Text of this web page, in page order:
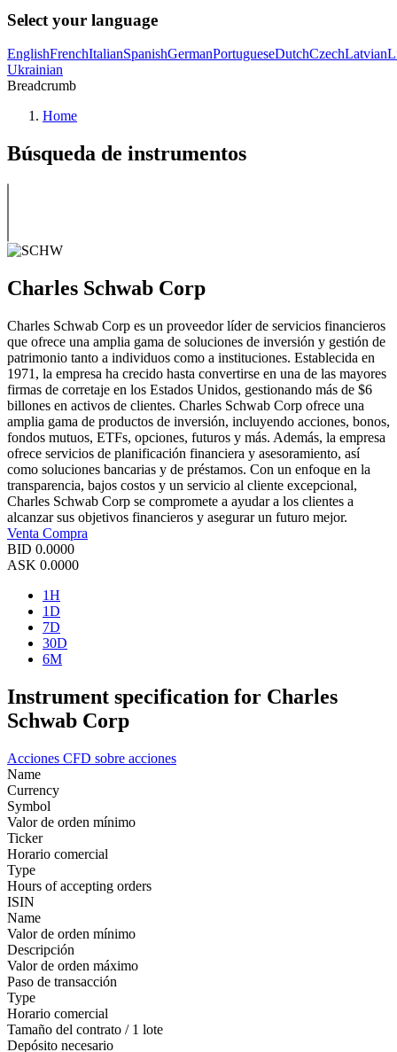
Select your language
EnglishFrenchItalianSpanishGermanPortugueseDutchCzechLatvian
Ukrainian
Breadcrumb
Home
Búsqueda de instrumentos
Charles Schwab Corp
Charles Schwab Corp es un proveedor líder de servicios financieros
que ofrece una amplia gama de soluciones de inversión y gestión de
patrimonio tanto a individuos como a instituciones. Establecida en
1971, la empresa ha crecido hasta convertirse en una de las mayores
firmas de corretaje en los Estados Unidos, gestionando más de $6
billones en activos de clientes. Charles Schwab Corp ofrece una
amplia gama de productos de inversión, incluyendo acciones, bonos,
fondos mutuos, ETFs, opciones, futuros y más. Además, la empresa
ofrece servicios de planificación financiera y asesoramiento, así
como soluciones bancarias y de préstamos. Con un enfoque en la
transparencia, bajos costos y un servicio al cliente excepcional,
Charles Schwab Corp se compromete a ayudar a los clientes a
alcanzar sus objetivos financieros y asegurar un futuro mejor.
Venta Compra
BID 0.0000
ASK 0.0000
1H
1D
7D
30D
6M
Instrument specification for Charles
Schwab Corp
Acciones CFD sobre acciones
Name
Currency
Symbol
Valor de orden mínimo
Ticker
Horario comercial
Type
Hours of accepting orders
ISIN
Name
Valor de orden mínimo
Descripción
Valor de orden máximo
Paso de transacción
Type
Horario comercial
Tamaño del contrato / 1 lote
Depósito necesario